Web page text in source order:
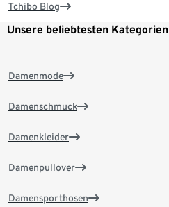
Tchibo Blog
Unsere beliebtesten Kategorien
Damenmode
Damenschmuck
Damenkleider
Damenpullover
Damensporthosen